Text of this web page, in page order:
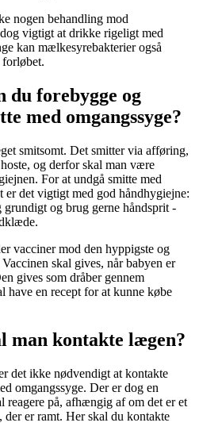
nogen behandling mod
vigtigt at drikke rigeligt med
kan mælkesyrebakterier også
du forebygge og
med omgangssyge?
smitsomt. Det smitter via afføring,
og derfor skal man være
For at undgå smitte med
er det vigtigt med god håndhygiejne:
og brug gerne håndsprit -
vacciner mod den hyppigste og
skal gives, når babyen er
gives som dråber gennem
have en recept for at kunne købe
man kontakte lægen?
det ikke nødvendigt at kontakte
omgangssyge. Der er dog en
reagere på, afhængig af om det er et
der er ramt. Her skal du kontakte